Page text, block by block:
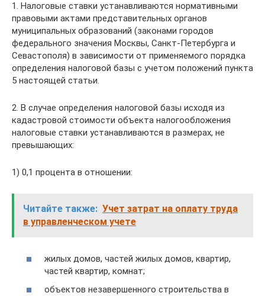
1. Налоговые ставки устанавливаются нормативными
правовыми актами представительных органов
муниципальных образований (законами городов
федерального значения Москвы, Санкт-Петербурга и
Севастополя) в зависимости от применяемого порядка
определения налоговой базы с учетом положений пункта
5 настоящей статьи.
2. В случае определения налоговой базы исходя из
кадастровой стоимости объекта налогообложения
налоговые ставки устанавливаются в размерах, не
превышающих:
1) 0,1 процента в отношении:
Читайте также: Учет затрат на оплату труда
в управленческом учете
жилых домов, частей жилых домов, квартир,
частей квартир, комнат;
объектов незавершенного строительства в